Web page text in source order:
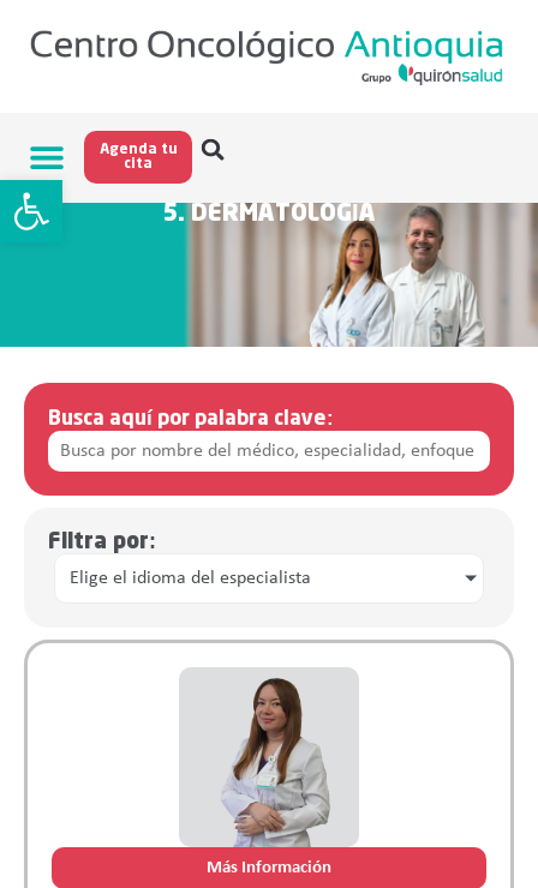
Abrir barra de herramientas
Agenda tu
cita
5. DERMATOLOGÍA
Busca aquí por palabra clave:
Filtra por:
Elige el idioma del especialista
Más Información